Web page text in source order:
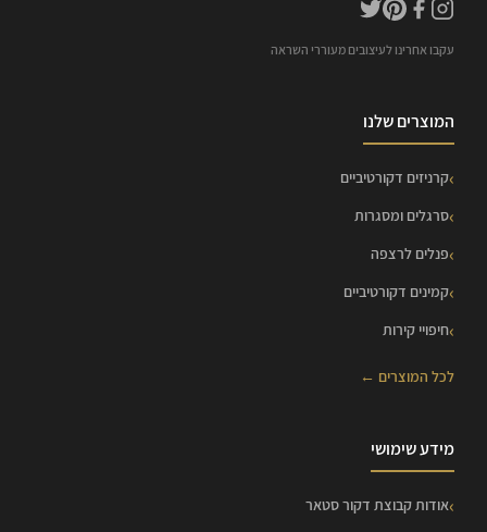
עקבו אחרינו לעיצובים מעוררי השראה
המוצרים שלנו
קרניזים דקורטיביים
סרגלים ומסגרות
פנלים לרצפה
קמינים דקורטיביים
חיפויי קירות
לכל המוצרים ←
מידע שימושי
אודות קבוצת דקור סטאר